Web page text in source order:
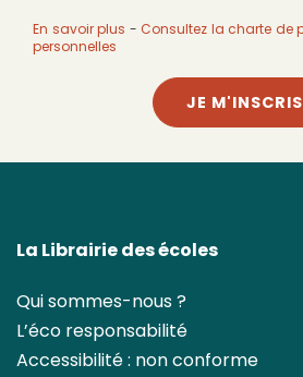
En savoir plus - Consultez la charte de
personnelles
JE M'INSCRIS
La Librairie des écoles
Qui sommes-nous ?
L’éco responsabilité
Accessibilité : non conforme